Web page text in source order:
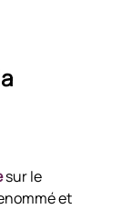
sur le
et